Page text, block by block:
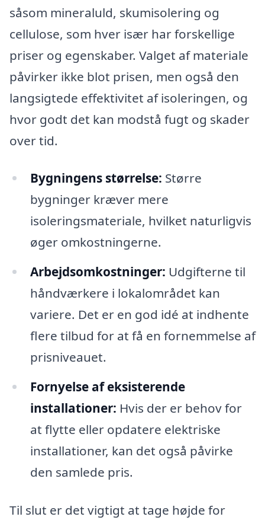
såsom mineraluld, skumisolering og
cellulose, som hver især har forskellige
priser og egenskaber. Valget af materiale
påvirker ikke blot prisen, men også den
langsigtede effektivitet af isoleringen, og
hvor godt det kan modstå fugt og skader
over tid.
Bygningens størrelse: Større
bygninger kræver mere
isoleringsmateriale, hvilket naturligvis
øger omkostningerne.
Arbejdsomkostninger: Udgifterne til
håndværkere i lokalområdet kan
variere. Det er en god idé at indhente
flere tilbud for at få en fornemmelse af
prisniveauet.
Fornyelse af eksisterende
installationer: Hvis der er behov for
at flytte eller opdatere elektriske
installationer, kan det også påvirke
den samlede pris.
Til slut er det vigtigt at tage højde for